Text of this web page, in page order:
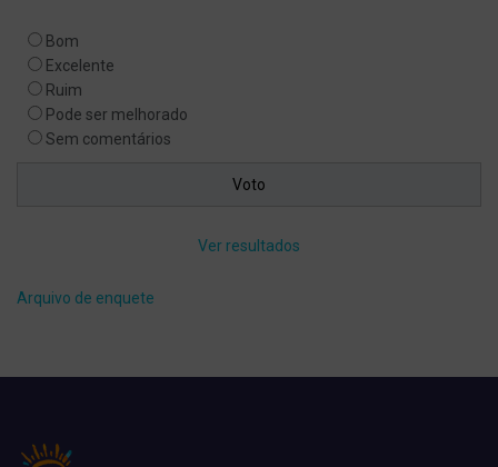
Bom
Excelente
Ruim
Pode ser melhorado
Sem comentários
Ver resultados
Arquivo de enquete